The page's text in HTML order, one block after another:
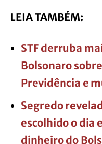
LEIA TAMBÉM:
STF derruba
Bolsonaro
Previdência e
Segredo
escolhido o dia
dinheiro do